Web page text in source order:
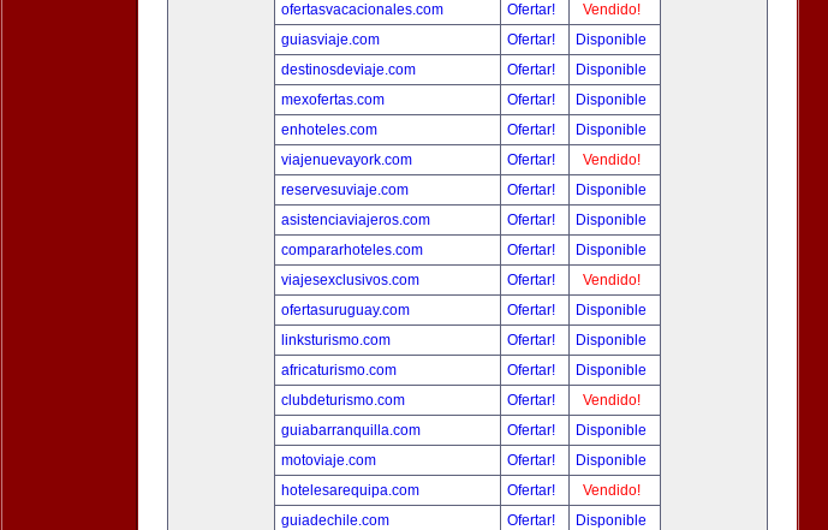
ofertasvacacionales.com
Ofertar!
Vendido!
guiasviaje.com
Ofertar!
Disponible
destinosdeviaje.com
Ofertar!
Disponible
mexofertas.com
Ofertar!
Disponible
enhoteles.com
Ofertar!
Disponible
viajenuevayork.com
Ofertar!
Vendido!
reservesuviaje.com
Ofertar!
Disponible
asistenciaviajeros.com
Ofertar!
Disponible
compararhoteles.com
Ofertar!
Disponible
viajesexclusivos.com
Ofertar!
Vendido!
ofertasuruguay.com
Ofertar!
Disponible
linksturismo.com
Ofertar!
Disponible
africaturismo.com
Ofertar!
Disponible
clubdeturismo.com
Ofertar!
Vendido!
guiabarranquilla.com
Ofertar!
Disponible
motoviaje.com
Ofertar!
Disponible
hotelesarequipa.com
Ofertar!
Vendido!
guiadechile.com
Ofertar!
Disponible